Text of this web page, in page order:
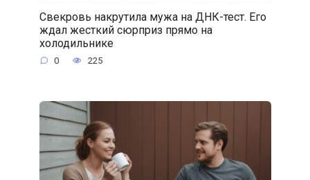
Свекровь накрутила мужа на ДНК-тест. Его
ждал жесткий сюрприз прямо на
холодильнике
0 225